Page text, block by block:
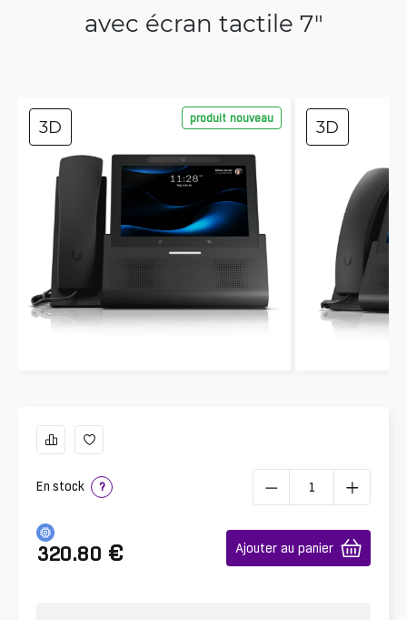
avec écran tactile 7"
3D produit nouveau 3D
En stock ?
320.80 € Ajouter au panier